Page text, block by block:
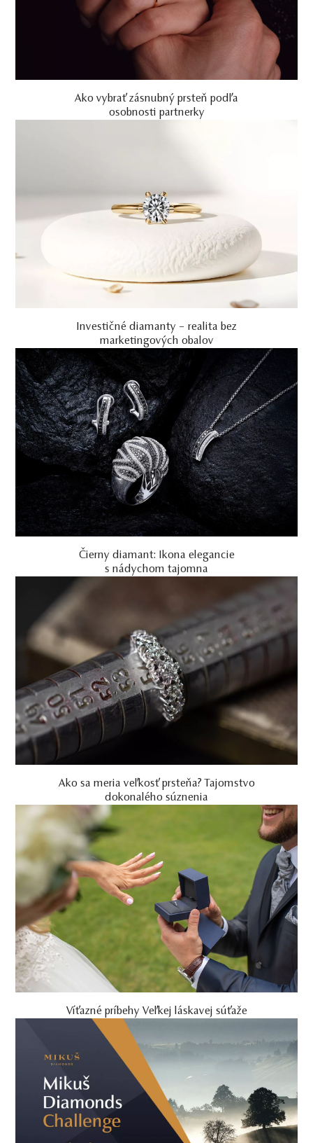
Ako vybrať zásnubný prsteň podľa
osobnosti partnerky
Investičné diamanty – realita bez
marketingových obalov
Čierny diamant: Ikona elegancie
s nádychom tajomna
Ako sa meria veľkosť prsteňa? Tajomstvo
dokonalého súznenia
Víťazné príbehy Veľkej láskavej súťaže